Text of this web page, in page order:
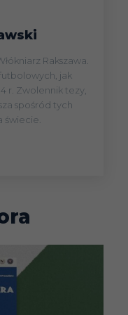
Rakszawa.
jak
r. Zwolennik tezy,
spośród tych
świecie.